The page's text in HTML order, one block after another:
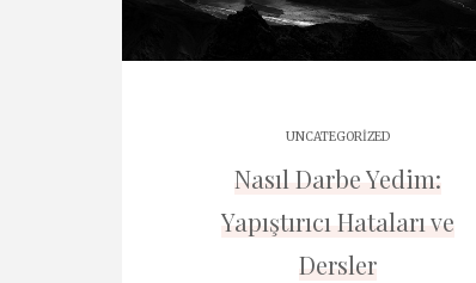
UNCATEGORIZED
Nasıl Darbe Yedim:
Yapıştırıcı Hataları ve
Dersler